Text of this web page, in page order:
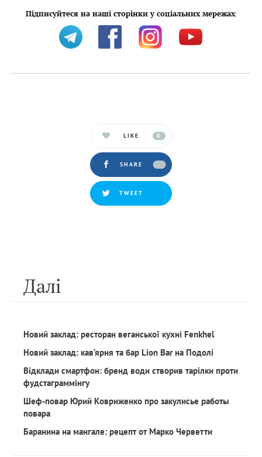
Підписуйтеся на наші сторінки у соціальних мережах:
LIKE 0
SHARE
TWEET
Далi
Новий заклад: ресторан веганської кухні Fenkhel
Новий заклад: кав‘ярня та бар Lion Bar на Подолі
Відклади смартфон: бренд води створив тарілки проти
фудстаграммінгу
Шеф-повар Юрий Ковриженко про закулисье работы
повара
Баранина на мангале: рецепт от Марко Черветти